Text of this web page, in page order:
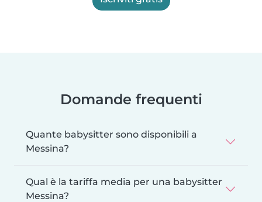
Domande frequenti
Quante babysitter sono disponibili a
Messina?
Qual è la tariffa media per una babysitter
Messina?